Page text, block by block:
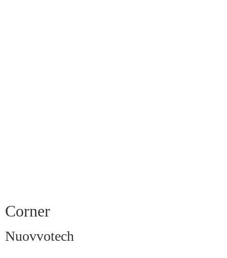
Corner
Nuovvotech